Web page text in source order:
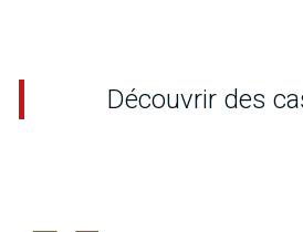
Découvrir des